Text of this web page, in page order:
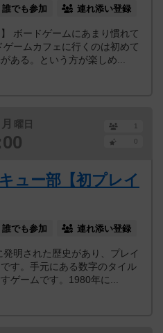
誰でも参加 連れ添い登録
ボードゲームにあまり慣れて
ームカフェに行くのは初めて
ある。という方が楽しめ...
月 曜日
1
0
ュー部【初プレイ
誰でも参加 連れ添い登録
明された歴史があり、プレイ
す。手元にある数字のタイル
ゲームです。1980年に...